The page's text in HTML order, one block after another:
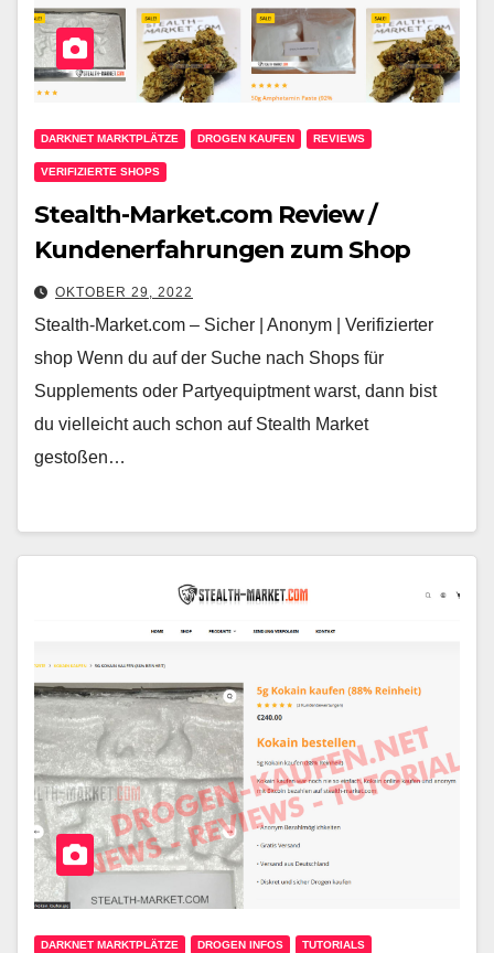
DARKNET MARKTPLÄTZE DROGEN KAUFEN REVIEWS
VERIFIZIERTE SHOPS
Stealth-Market.com Review /
Kundenerfahrungen zum Shop
OKTOBER 29, 2022
Stealth-Market.com – Sicher | Anonym | Verifizierter
shop Wenn du auf der Suche nach Shops für
Supplements oder Partyequiptment warst, dann bist
du vielleicht auch schon auf Stealth Market
gestoßen…
DARKNET MARKTPLÄTZE DROGEN INFOS TUTORIALS